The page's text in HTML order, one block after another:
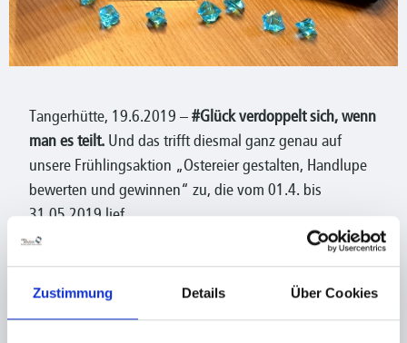
Zustimmung Details Über Cookies
Tangerhütte, 19.6.2019 – #Glück verdoppelt sich, wenn
man es teilt. Und das trifft diesmal ganz genau auf
unsere Frühlingsaktion „Ostereier gestalten, Handlupe
bewerten und gewinnen“ zu, die vom 01.4. bis
31.05.2019 lief.
Mit dieser Aktion hatten unsere LowVision-Händler und
gewinnen. Ausgewählt Händler haben an unserer
Aktion teilgenommen und bei Verkauf der